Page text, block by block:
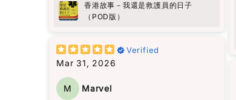
香港故事－我還是救護員的日子
（POD版）
Verified
Mar 31, 2026
M Marvel